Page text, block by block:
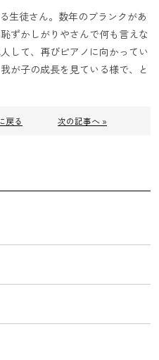
生徒さん。数年のブランクがあ
ずかしがりやさんで何も言えな
して、再びピアノに向かってい
が子の成長を見ている様で、と
戻る 次の記事へ »